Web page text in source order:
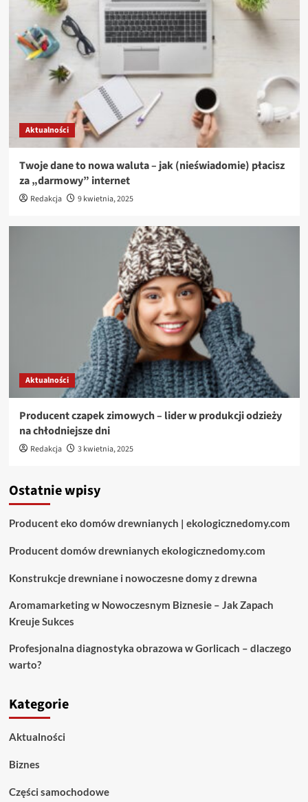
Aktualności
Twoje dane to nowa waluta – jak (nieświadomie) płacisz
za „darmowy” internet
Redakcja 9 kwietnia, 2025
Aktualności
Producent czapek zimowych – lider w produkcji odzieży
na chłodniejsze dni
Redakcja 3 kwietnia, 2025
Ostatnie wpisy
Producent eko domów drewnianych | ekologicznedomy.com
Producent domów drewnianych ekologicznedomy.com
Konstrukcje drewniane i nowoczesne domy z drewna
Aromamarketing w Nowoczesnym Biznesie – Jak Zapach
Kreuje Sukces
Profesjonalna diagnostyka obrazowa w Gorlicach – dlaczego
warto?
Kategorie
Aktualności
Biznes
Części samochodowe